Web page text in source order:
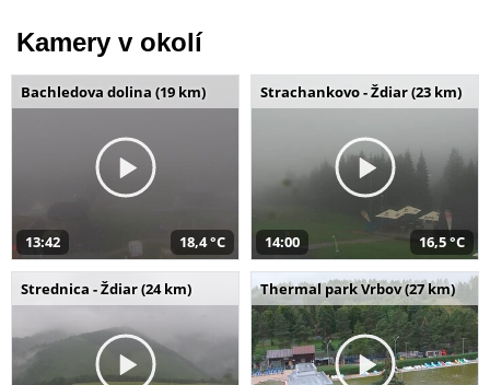
Kamery v okolí
Bachledova dolina (19 km)
13:42 18,4 °C
Strachankovo - Ždiar (23 km)
14:00 16,5 °C
Strednica - Ždiar (24 km) Thermal park Vrbov (27 km)